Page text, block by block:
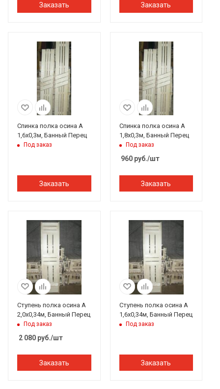
Заказать Заказать
Спинка полка осина А
1,6х0,3м, Банный Перец
Под заказ
Заказать
Спинка полка осина А
1,8х0,3м, Банный Перец
Под заказ
960руб./шт
Заказать
Ступень полка осина А
2,0х0,34м, Банный Перец
Под заказ
2 080 руб./шт
Заказать
Ступень полка осина А
1,6х0,34м, Банный Перец
Под заказ
Заказать